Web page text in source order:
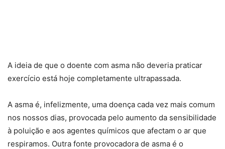
A ideia de que o doente com asma não deveria praticar
exercício está hoje completamente ultrapassada.
A asma é, infelizmente, uma doença cada vez mais comum
nos nossos dias, provocada pelo aumento da sensibilidade
à poluição e aos agentes químicos que afectam o ar que
respiramos. Outra fonte provocadora de asma é o